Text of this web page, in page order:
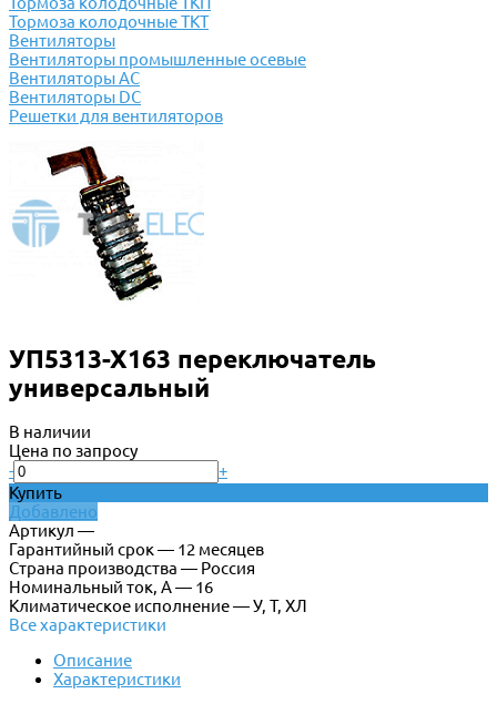
Тормоза колодочные ТКТ
Вентиляторы
Вентиляторы промышленные осевые
Вентиляторы АС
Вентиляторы DC
Решетки для вентиляторов
УП5313-Х163 переключатель
универсальный
В наличии
Цена по запросу
-
+
Купить
Добавлено
Артикул —
Гарантийный срок — 12 месяцев
Страна производства — Россия
Номинальный ток, А — 16
Климатическое исполнение — У, Т, ХЛ
Все характеристики
Описание
Характеристики